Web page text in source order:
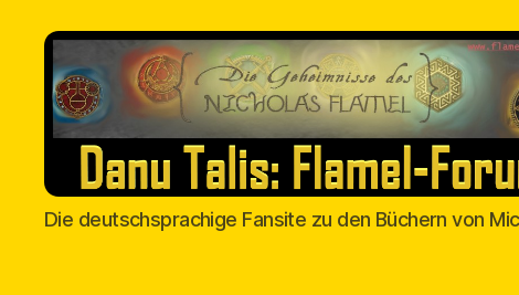
Danu
Talis
Die deutschsprachige Fansite zu den Büchern von